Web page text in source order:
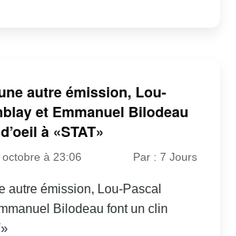
autre émission, Lou-
et Emmanuel Bilodeau
à «STAT»
à 23:06 Par : 7 Jours
autre émission, Lou-Pascal
Bilodeau font un clin